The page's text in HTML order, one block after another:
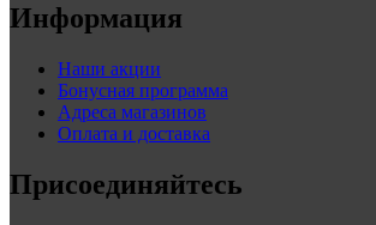
Информация
Наши акции
Бонусная программа
Адреса магазинов
Оплата и доставка
Присоединяйтесь